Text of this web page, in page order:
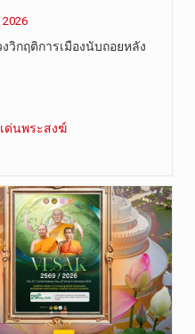
ส…
วิกฤติการเมืองนับถอยหลัง
ด่นพระสงฆ์